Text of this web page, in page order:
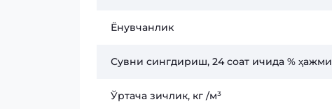
Ёнувчанлик
Сувни сингдириш, 24 соат ичида % ҳажми
Ўртача зичлик, кг /м³